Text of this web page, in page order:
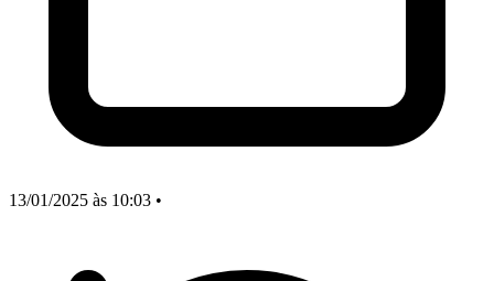
13/01/2025 às 10:03 •